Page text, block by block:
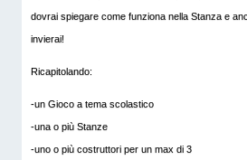
dovrai spiegare come funziona nella Stanza e
invierai!
Ricapitolando:
-un Gioco a tema scolastico
-una o più Stanze
-uno o più costruttori per un max di 3